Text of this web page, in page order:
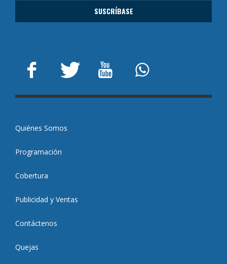
Quiénes Somos
Programación
Cobertura
Publicidad y Ventas
Contáctenos
Quejas